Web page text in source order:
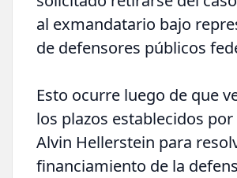
al exmandatario bajo
de defensores públicos
Esto ocurre luego de que
los plazos establecidos por
Alvin Hellerstein para
financiamiento de la